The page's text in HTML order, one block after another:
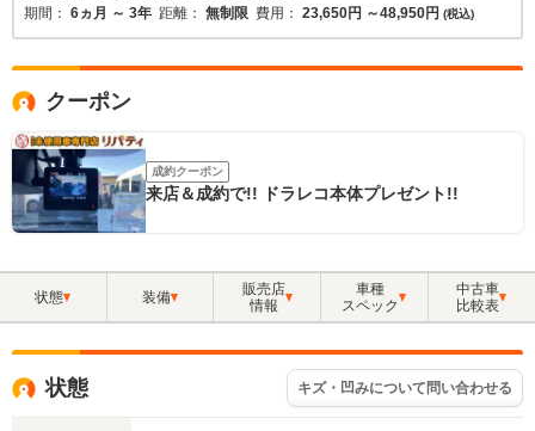
期間： 6ヵ月 ～ 3年 距離： 無制限 費用： 23,650円 ～48,950円 (税込)
クーポン
成約クーポン
来店＆成約で!! ドラレコ本体プレゼント!!
状態 装備
販売店
情報
車種
スペック
中古車
比較表
状態 キズ・凹みについて問い合わせる